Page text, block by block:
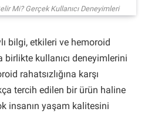
Mi? Gerçek Kullanıcı Deneyimleri
bilgi, etkileri ve hemoroid
kullanıcı deneyimlerini
rahatsızlığına karşı
tercih edilen bir ürün haline
insanın yaşam kalitesini